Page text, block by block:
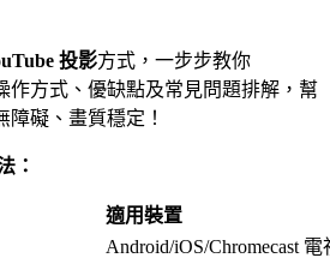
投影方式，一步步教你
作方式、優缺點及常見問題排解，幫
障礙、畫質穩定！
：
適用裝置
Android/iOS/Chromecast 電